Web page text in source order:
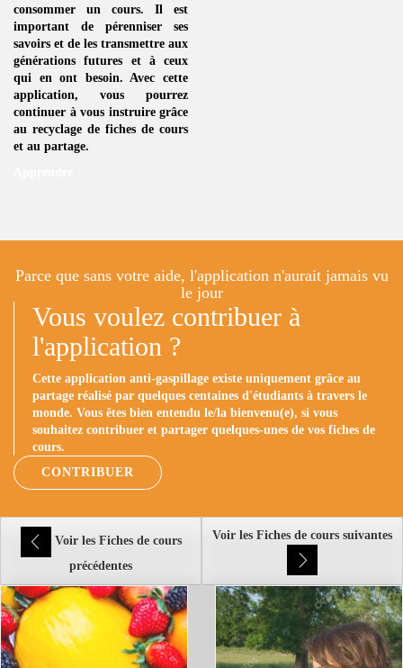
consommer un cours. Il est
important de pérenniser ses
savoirs et de les transmettre aux
générations futures et à ceux
qui en ont besoin. Avec cette
application, vous pourrez
continuer à vous instruire grâce
au recyclage de fiches de cours
et au partage.
Parce que sans votre aide, l'application n'aurait jamais vu
le jour
Vous voulez contribuer à
l'application ?
Cette application anti-gaspillage existe uniquement grâce au
partage réalisé par quelques centaines d'étudiants à travers le
monde. Vous êtes bien entendu le/la bienvenu(e), si vous
souhaitez contribuer et partager quelques-unes de vos fiches de
cours.
CONTRIBUER
Voir les Fiches de cours suivantes
précédentes